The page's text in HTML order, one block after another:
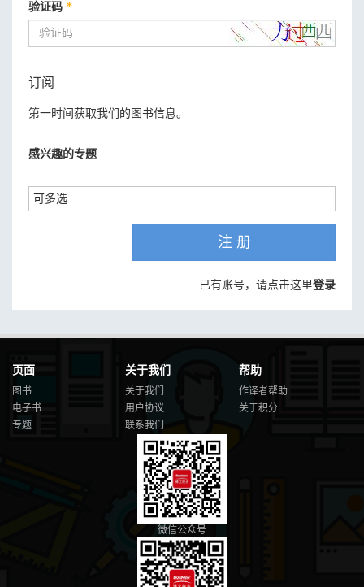
验证码 *
订阅
第一时间获取我们的图书信息。
感兴趣的专题
注 册
已有账号，请点击这里登录
页面
图书
电子书
专题
关于我们
关于我们
用户协议
联系我们
帮助
作译者帮助
关于积分
微信公众号